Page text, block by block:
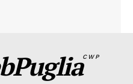
CWP